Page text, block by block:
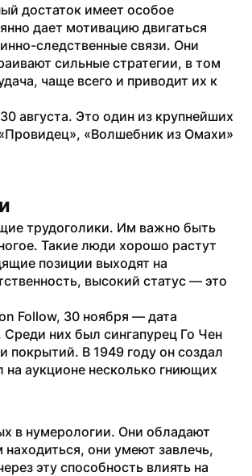
достаток имеет особое
дает мотивацию двигаться
следственные связи. Они
сильные стратегии, в том
чаще всего и приводит их к
августа. Это один из крупнейших
«Волшебник из Омахи»
трудоголики. Им важно быть
Такие люди хорошо растут
позиции выходят на
высокий статус — это
Follow, 30 ноября — дата
них был сингапурец Го Чен
покрытий. В 1949 году он создал
на аукционе несколько гниющих
в нумерологии. Они обладают
они умеют завлечь,
эту способность влиять на